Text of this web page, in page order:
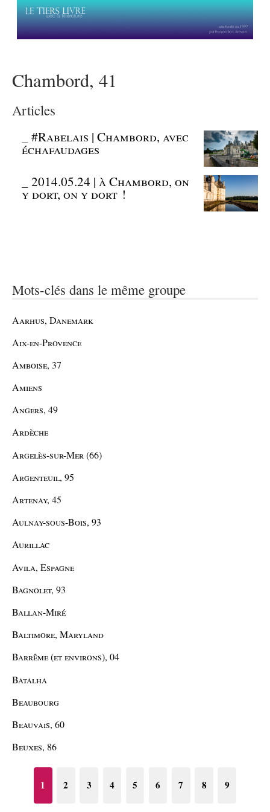
Chambord, 41
Articles
_#Rabelais | Chambord, avec
échafaudages
_2014.05.24 | à Chambord, on
y dort, on y dort !
Mots-clés dans le même groupe
Aarhus, Danemark
Aix-en-Provence
Amboise, 37
Amiens
Angers, 49
Ardèche
Argelès-sur-Mer (66)
Argenteuil, 95
Artenay, 45
Aulnay-sous-Bois, 93
Aurillac
Avila, Espagne
Bagnolet, 93
Ballan-Miré
Baltimore, Maryland
Barrême (et environs), 04
Batalha
Beaubourg
Beauvais, 60
Beuxes, 86
1 2 3 4 5 6 7 8 9